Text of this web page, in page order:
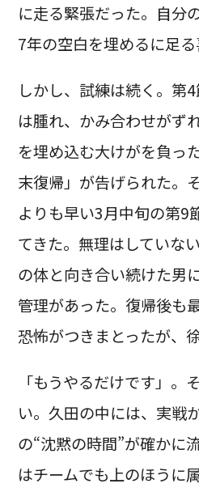
に走る緊張だった。自分
7年の空白を埋めるに足る
しかし、試練は続く。第
は腫れ、かみ合わせがず
を埋め込む大けがを負っ
末復帰」が告げられた。
よりも早い3月中旬の第9
てきた。無理はしていな
の体と向き合い続けた男
管理があった。復帰後も
恐怖がつきまとったが、
「もうやるだけです」。
い。久田の中には、実戦
の“沈黙の時間”が確かに
はチームでも上のほうに